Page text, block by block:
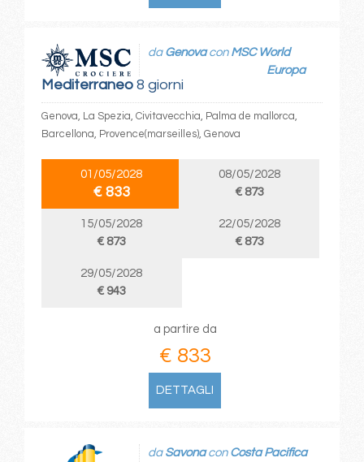
Mediterraneo8 giorni
da Genovacon MSC World
Europa
Genova, La Spezia, Civitavecchia, Palma de mallorca,
Barcellona, Provence(marseilles), Genova
01/05/2028
€ 833
08/05/2028
€ 873
15/05/2028
€ 873
22/05/2028
€ 873
29/05/2028
€ 943
a partire da
€ 833
DETTAGLI
da Savonacon Costa Pacifica